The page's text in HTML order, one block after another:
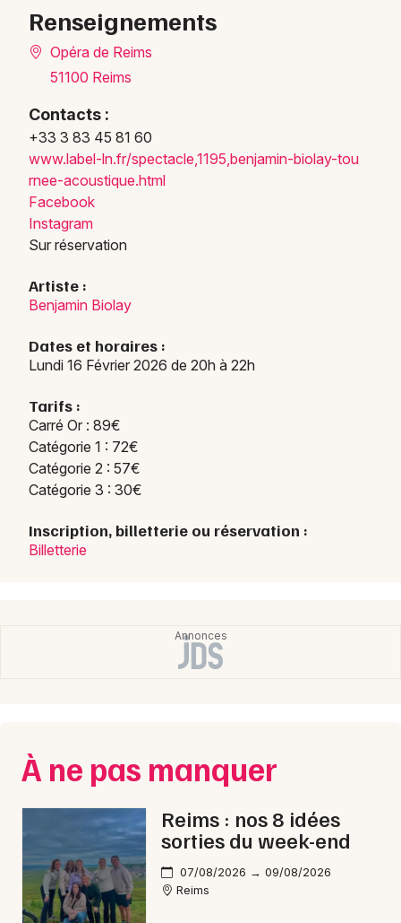
Sorties & loisirs
Chanson française dans la Marne
Chanson française en Champagne-Ardenne
Chanson française dans le Grand Est
Artistes en tournée
Actus à Reims
Renseignements
Opéra de Reims
51100 Reims
Contacts :
+33 3 83 45 81 60
www.label-ln.fr/spectacle,1195,benjamin-biolay-tou
rnee-acoustique.html
Facebook
Instagram
Sur réservation
Artiste :
Benjamin Biolay
Dates et horaires :
Lundi 16 Février 2026 de 20h à 22h
Tarifs :
Carré Or : 89€
Catégorie 1 : 72€
Catégorie 2 : 57€
Catégorie 3 : 30€
Inscription, billetterie ou réservation :
Billetterie
À ne pas manquer
Reims : nos 8 idées
sorties du week-end
07/08/2026 → 09/08/2026
Reims